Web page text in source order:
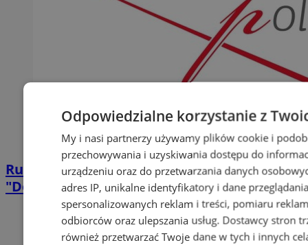
Rudzki produkt wyróżniony certyfikatem
"Doceń polskie"
Odpowiedzialne korzystanie z
My i nasi partnerzy używamy plików cookie i
przechowywania i uzyskiwania dostępu do
urządzeniu oraz do przetwarzania danych
adres IP, unikalne identyfikatory i dane
spersonalizowanych reklam i treści, pomiaru
odbiorców oraz ulepszania usług. Dostawcy stron
również przetwarzać Twoje dane w tych i innych